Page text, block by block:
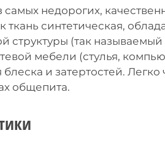
самых недорогих,
ткань синтетическая,
структуры (так называемый
мебели (стулья,
блеска и затертостей.
общепита.